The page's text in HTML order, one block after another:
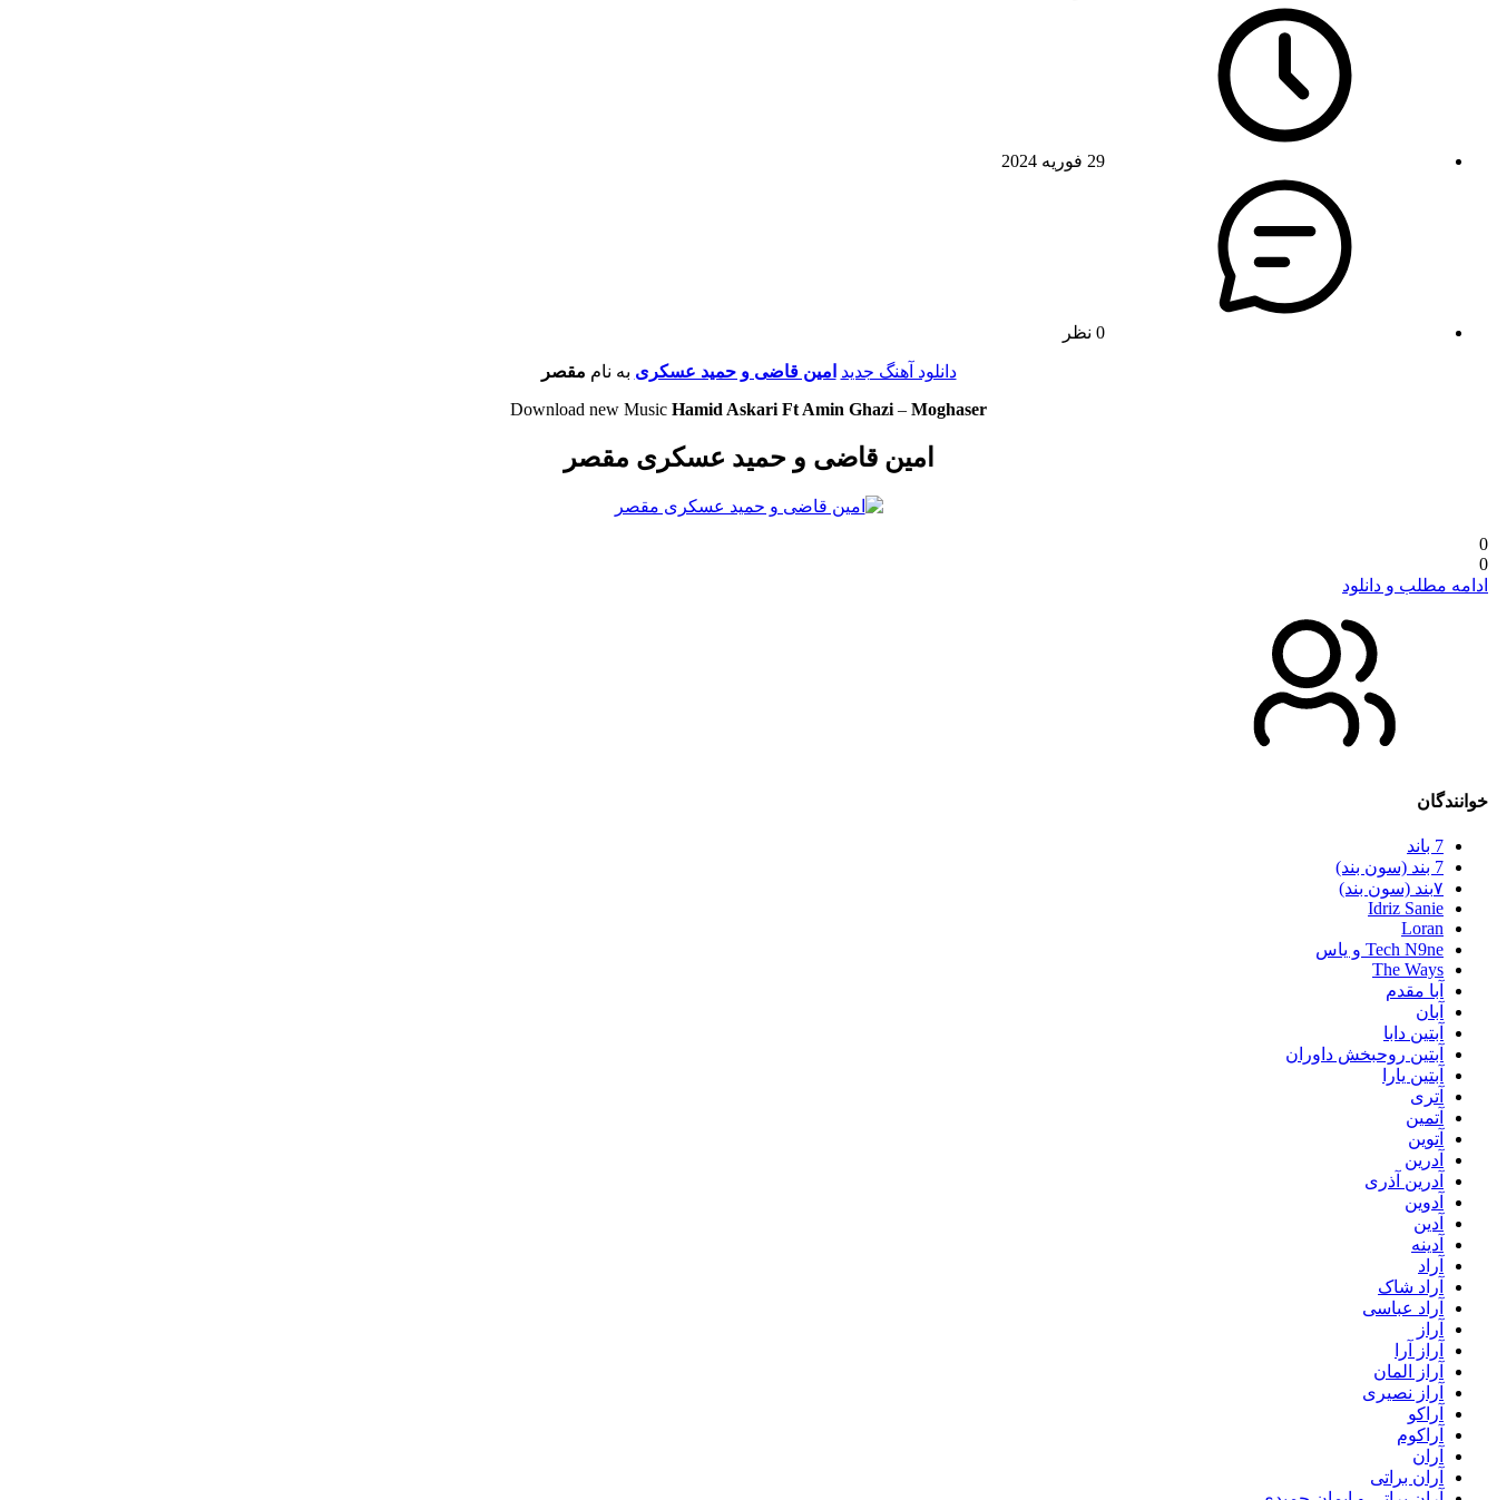
دانلود آهنگ جدید امین قاضی و حمید عسکری به نام مقصر
Download new Music Hamid Askari Ft Amin Ghazi – Moghaser
امین قاضی و حمید عسکری مقصر
0
0
ادامه مطلب و دانلود
خوانندگان
7 باند
7 بند (سون بند)
۷بند (سون بند)
Idriz Sanie
Loran
Tech N9ne و یاس
The Ways
آبا مقدم
آبان
آبتین دابا
آبتین روحبخش داوران
آبتین یارا
آتری
آتمین
آتوین
آدرین
آدرین آذری
آدوین
آدین
آدینه
آراد
آراد شاک
آراد عباسی
آراز
آراز آرا
آراز المان
آراز نصیری
آراکو
آراکوم
آران
آران براتی